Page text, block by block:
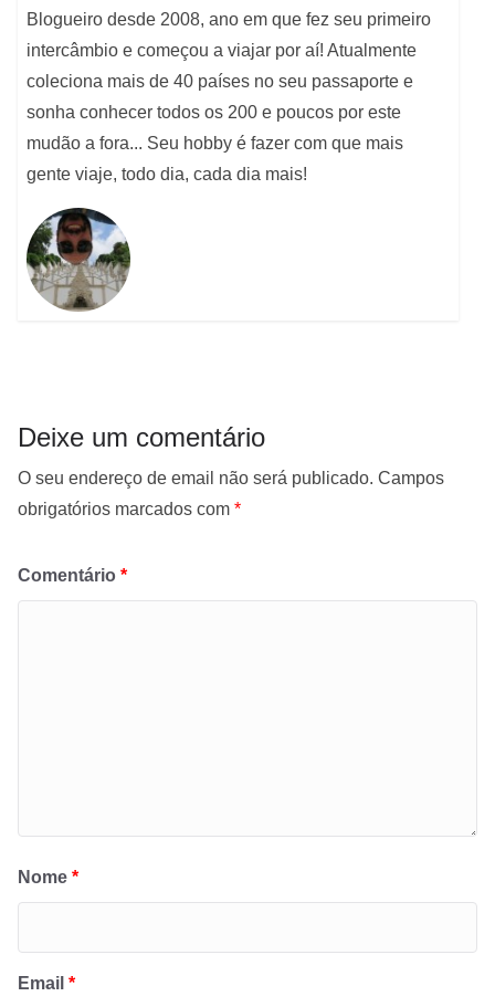
Blogueiro desde 2008, ano em que fez seu primeiro
intercâmbio e começou a viajar por aí! Atualmente
coleciona mais de 40 países no seu passaporte e
sonha conhecer todos os 200 e poucos por este
mudão a fora... Seu hobby é fazer com que mais
gente viaje, todo dia, cada dia mais!
Deixe um comentário
O seu endereço de email não será publicado. Campos
obrigatórios marcados com *
Comentário *
Nome *
Email *